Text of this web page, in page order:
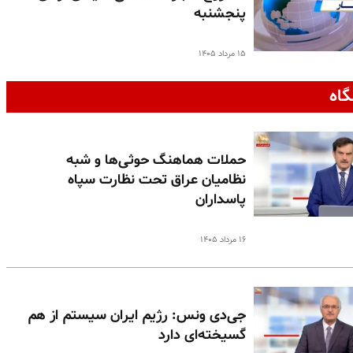
پنجشنبه
۱۵ مرداد ۱۴۰۵
حملات هماهنگ حوثی‌ها و شبه
نظامیان عراق تحت نظارت سپاه
پاسداران
۱۶ مرداد ۱۴۰۵
جی‌دی ونس: رژیم ایران سیستم از هم
گسیخته‌ای دارد